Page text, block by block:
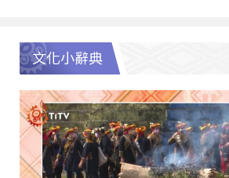
文化小辭典